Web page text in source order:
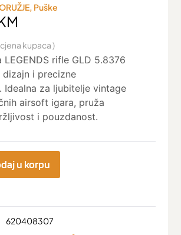
, Puške
kupaca )
rifle GLD 5.8376
dizajn i precizne
Idealna za ljubitelje vintage
airsoft igara, pruža
i pouzdanost.
u korpu
620408307